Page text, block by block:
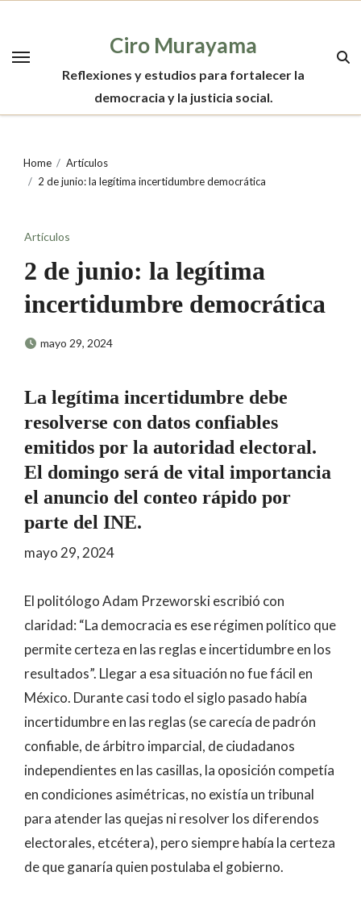
content
Ciro Murayama
Reflexiones y estudios para fortalecer la
democracia y la justicia social.
Home
Artículos
2 de junio: la legítima incertidumbre democrática
Artículos
2 de junio: la legítima
incertidumbre democrática
mayo 29, 2024
La legítima incertidumbre debe
resolverse con datos confiables
emitidos por la autoridad electoral.
El domingo será de vital importancia
el anuncio del conteo rápido por
parte del INE.
mayo 29, 2024
El politólogo Adam Przeworski escribió con
claridad: “La democracia es ese régimen político que
permite certeza en las reglas e incertidumbre en los
resultados”. Llegar a esa situación no fue fácil en
México. Durante casi todo el siglo pasado había
incertidumbre en las reglas (se carecía de padrón
confiable, de árbitro imparcial, de ciudadanos
independientes en las casillas, la oposición competía
en condiciones asimétricas, no existía un tribunal
para atender las quejas ni resolver los diferendos
electorales, etcétera), pero siempre había la certeza
de que ganaría quien postulaba el gobierno.